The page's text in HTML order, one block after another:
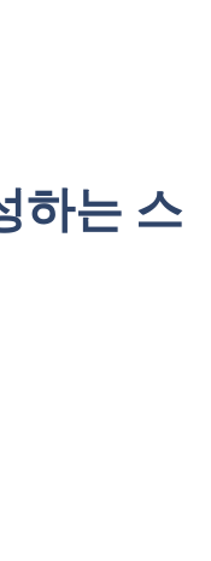
하는 스